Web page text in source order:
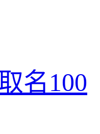
名100